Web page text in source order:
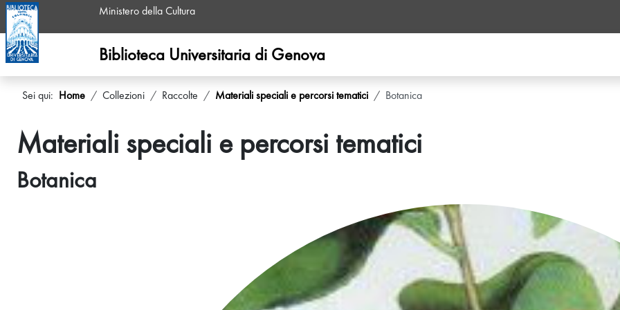
Ministero della Cultura
Biblioteca Universitaria di Genova
Sei qui: Home Collezioni Raccolte Materiali speciali e percorsi tematici Botanica
Materiali speciali e percorsi tematici
Botanica